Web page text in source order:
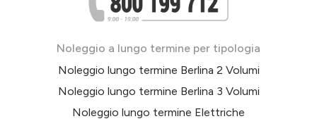
Noleggio a lungo termine per tipologia
Noleggio lungo termine Berlina 2 Volumi
Noleggio lungo termine Berlina 3 Volumi
Noleggio lungo termine Elettriche